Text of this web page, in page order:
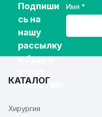
Подпиши
сь на
нашу
рассылку
и будь в
новостей!
Имя
КАТАЛОГ
Хирургия